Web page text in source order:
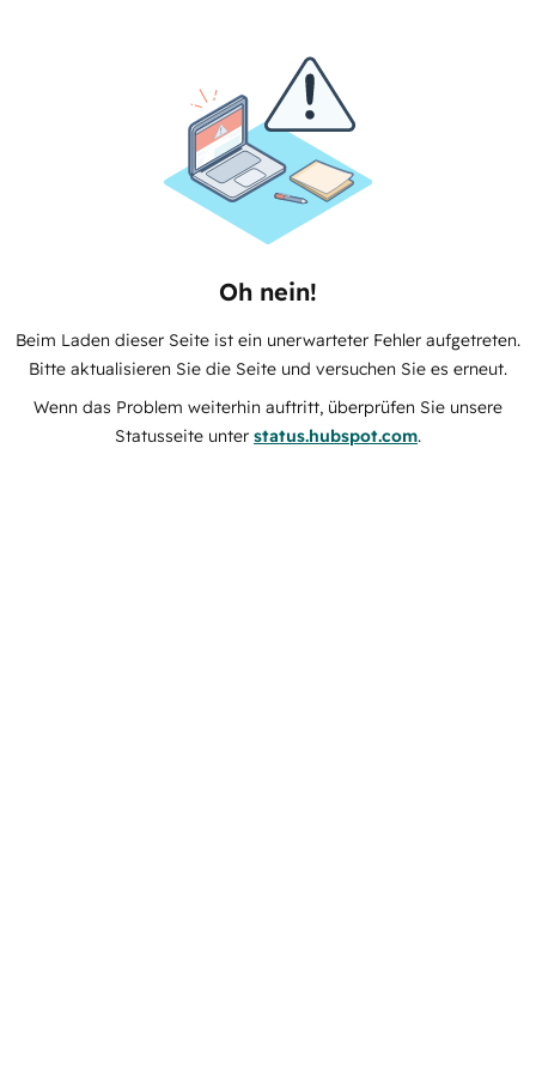
Oh nein!
Beim Laden dieser Seite ist ein unerwarteter Fehler aufgetreten.
Bitte aktualisieren Sie die Seite und versuchen Sie es erneut.
Wenn das Problem weiterhin auftritt, überprüfen Sie unsere
Statusseite unter status.hubspot.com.